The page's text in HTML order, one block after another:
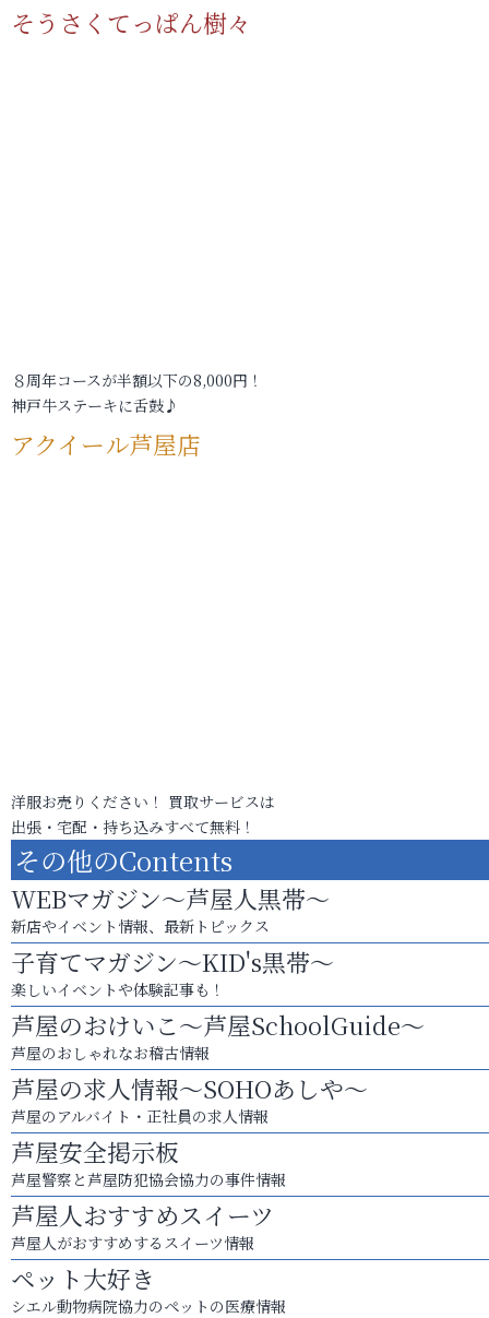
そうさくてっぱん樹々
８周年コースが半額以下の8,000円！
神戸牛ステーキに舌鼓♪
アクイール芦屋店
洋服お売りください！ 買取サービスは
出張・宅配・持ち込みすべて無料！
その他のContents
WEBマガジン～芦屋人黒帯～
新店やイベント情報、最新トピックス
子育てマガジン～KID's黒帯～
楽しいイベントや体験記事も！
芦屋のおけいこ～芦屋SchoolGuide～
芦屋のおしゃれなお稽古情報
芦屋の求人情報～SOHOあしや～
芦屋のアルバイト・正社員の求人情報
芦屋安全掲示板
芦屋警察と芦屋防犯協会協力の事件情報
芦屋人おすすめスイーツ
芦屋人がおすすめするスイーツ情報
ペット大好き
シエル動物病院協力のペットの医療情報